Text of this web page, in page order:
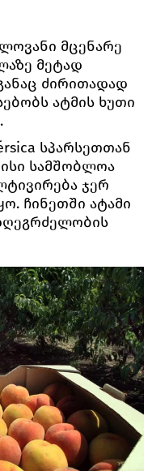
მცენარე
მეტად
ძირითადად
ატმის ხუთი
სპარსეთთან
სამშობლოა
ჯერ
ჩინეთში ატამი